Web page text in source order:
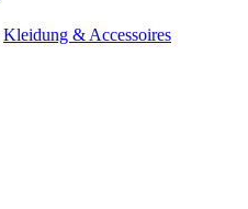
Kleidung & Accessoires